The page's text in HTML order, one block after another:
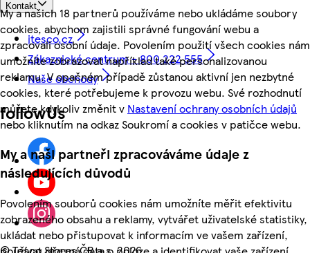
My a našich 18 partnerů používáme nebo ukládáme soubory
cookies, abychom zajistili správné fungování webu a
zpracovali osobní údaje. Povolením použití všech cookies nám
umožníte zobrazovat například také personalizovanou
reklamu. V opačném případě zůstanou aktivní jen nezbytné
cookies, které potřebujeme k provozu webu. Své rozhodnutí
můžete kdykoliv změnit v Nastavení ochrany osobních údajů
nebo kliknutím na odkaz Soukromí a cookies v patičce webu.
My a naši partneři zpracováváme údaje z
následujících důvodů
Povolením souborů cookies nám umožníte měřit efektivitu
zobrazeného obsahu a reklamy, vytvářet uživatelské statistiky,
ukládat nebo přistupovat k informacím ve vašem zařízení,
Kontakt
itesco.cz
Zákaznické centrum - 800 222 555
Naše obchody
followUs
©Tesco Stores ČR a.s. 2026